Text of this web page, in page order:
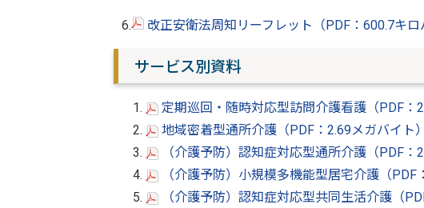
6. 改正安衛法周知リーフレット（PDF：600.7キロ
サービス別資料
定期巡回・随時対応型訪問介護看護（PDF：
地域密着型通所介護（PDF：2.69メガバイト）
（介護予防）認知症対応型通所介護（PDF：
（介護予防）小規模多機能型居宅介護（PDF
（介護予防）認知症対応型共同生活介護（